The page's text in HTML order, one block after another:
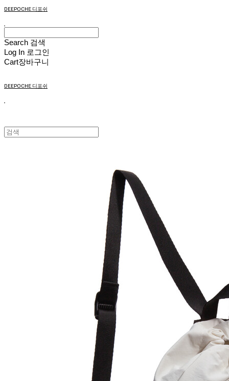
DEEPOCHE 디포쉬
Search 검색
Log In 로그인
Cart장바구니
DEEPOCHE 디포쉬